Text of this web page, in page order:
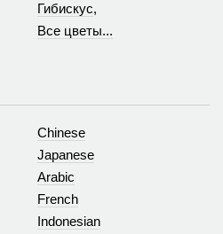
Гибискус,
Все цветы...
Chinese
Japanese
Arabic
French
Indonesian